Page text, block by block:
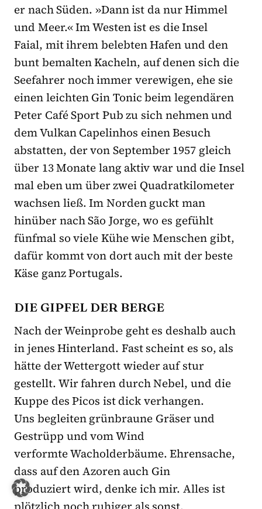
er nach Süden. »Dann ist da nur Himmel
und Meer.« Im Westen ist es die Insel
Faial, mit ihrem belebten Hafen und den
bunt bemalten Kacheln, auf denen sich die
Seefahrer noch immer verewigen, ehe sie
einen leichten Gin Tonic beim legendären
Peter Café Sport Pub zu sich nehmen und
dem Vulkan Capelinhos einen Besuch
abstatten, der von September 1957 gleich
über 13 Monate lang aktiv war und die Insel
mal eben um über zwei Quadratkilometer
wachsen ließ. Im Norden guckt man
hinüber nach São Jorge, wo es gefühlt
fünfmal so viele Kühe wie Menschen gibt,
dafür kommt von dort auch mit der beste
Käse ganz Portugals.
DIE GIPFEL DER BERGE
Nach der Weinprobe geht es deshalb auch
in jenes Hinterland. Fast scheint es so, als
hätte der Wettergott wieder auf stur
gestellt. Wir fahren durch Nebel, und die
Kuppe des Picos ist dick verhangen.
Uns begleiten grünbraune Gräser und
Gestrüpp und vom Wind
verformte Wacholderbäume. Ehrensache,
dass auf den Azoren auch Gin
produziert wird, denke ich mir. Alles ist